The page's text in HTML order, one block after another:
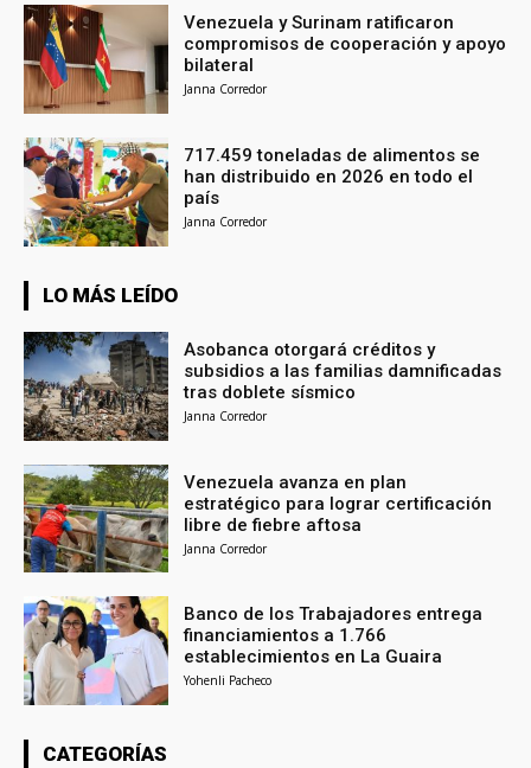
Venezuela y Surinam ratificaron
compromisos de cooperación y apoyo
bilateral
Janna Corredor
717.459 toneladas de alimentos se
han distribuido en 2026 en todo el
país
Janna Corredor
LO MÁS LEÍDO
Asobanca otorgará créditos y
subsidios a las familias damnificadas
tras doblete sísmico
Janna Corredor
Venezuela avanza en plan
estratégico para lograr certificación
libre de fiebre aftosa
Janna Corredor
Banco de los Trabajadores entrega
financiamientos a 1.766
establecimientos en La Guaira
Yohenli Pacheco
CATEGORÍAS